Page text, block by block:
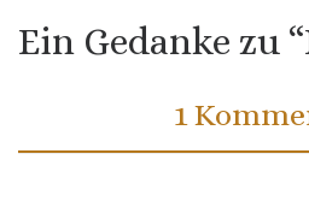
Ein Gedanke zu
1